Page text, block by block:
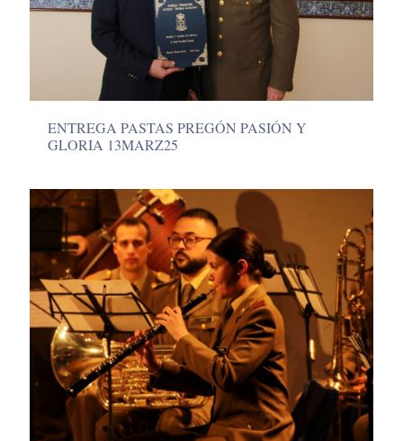
ENTREGA PASTAS PREGÓN PASIÓN Y
GLORIA 13MARZ25